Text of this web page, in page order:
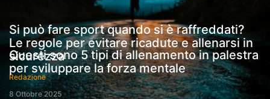
Si può fare sport quando si è raffreddati?
Le regole per evitare ricadute e allenarsi in
sicurezza
Redazione
8 Ottobre 2025
Questi sono 5 tipi di allenamento in palestra
per sviluppare la forza mentale